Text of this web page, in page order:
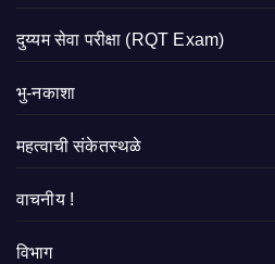
दुय्यम सेवा परीक्षा (RQT Exam)
भु-नकाशा
महत्वाची संकेतस्थळे
वाचनीय !
विभाग